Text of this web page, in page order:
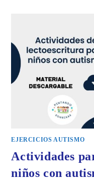
EJERCICIOS AUTISMO
Actividades
niños con